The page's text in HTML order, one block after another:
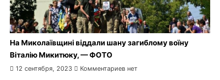
На Миколаївщині віддали шану загиблому воїну
Віталію Микитюку, — ФОТО
12 сентября, 2023 Комментариев нет